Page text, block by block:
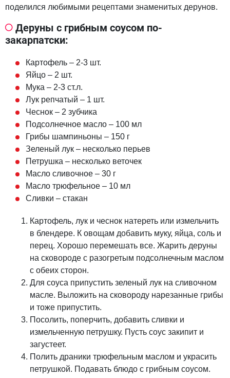
поделился любимыми рецептами знаменитых дерунов.
Деруны с грибным соусом по-
закарпатски:
Картофель – 2-3 шт.
Яйцо – 2 шт.
Мука – 2-3 ст.л.
Лук репчатый – 1 шт.
Чеснок – 2 зубчика
Подсолнечное масло – 100 мл
Грибы шампиньоны – 150 г
Зеленый лук – несколько перьев
Петрушка – несколько веточек
Масло сливочное – 30 г
Масло трюфельное – 10 мл
Сливки – стакан
Картофель, лук и чеснок натереть или измельчить
в блендере. К овощам добавить муку, яйца, соль и
перец. Хорошо перемешать все. Жарить деруны
на сковороде с разогретым подсолнечным маслом
с обеих сторон.
Для соуса припустить зеленый лук на сливочном
масле. Выложить на сковороду нарезанные грибы
и тоже припустить.
Посолить, поперчить, добавить сливки и
измельченную петрушку. Пусть соус закипит и
загустеет.
Полить драники трюфельным маслом и украсить
петрушкой. Подавать блюдо с грибным соусом.